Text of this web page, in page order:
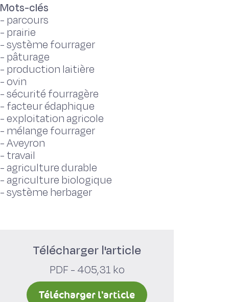
Mots-clés
- parcours
- prairie
-système fourrager
- pâturage
- production laitière
-ovin
-sécurité fourragère
- facteur édaphique
-exploitation agricole
- mélange fourrager
-Aveyron
- travail
- agriculture durable
- agriculture biologique
-système herbager
Télécharger l'article
PDF - 405,31 ko
Télécharger l'article